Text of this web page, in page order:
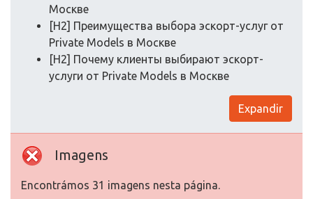
Москве
[H2] Преимущества выбора эскорт-услуг от
Private Models в Москве
[H2] Почему клиенты выбирают эскорт-
услуги от Private Models в Москве
Expandir
Imagens
Encontrámos 31 imagens nesta página.